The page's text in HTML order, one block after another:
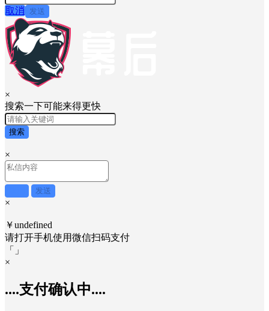
取消 发送
×
搜索一下可能来得更快
搜索
×
发送
×
￥undefined
请打开手机使用微信扫码支付
「
」
×
....支付确认中....